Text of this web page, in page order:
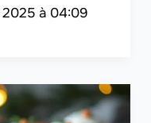
à 04:09